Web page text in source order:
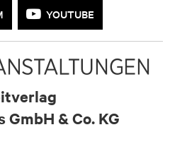
YOUTUBE
& Co. KG